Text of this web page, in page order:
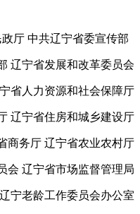
中共辽宁省委宣传部
宁省发展和改革委员会
人力资源和社会保障厅
宁省住房和城乡建设厅
务厅 辽宁省农业农村厅
辽宁省市场监督管理局
老龄工作委员会办公室